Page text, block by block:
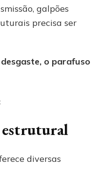
galpões
precisa ser
o parafuso
estrutural
diversas